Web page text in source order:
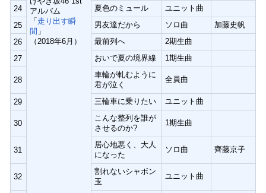
アルバム
「 走り出す瞬
間 」
（2018年6月）
24
夏色のミュール
ユニット曲
25
男友達だから ソロ曲
加藤史帆
26
最前列へ
2期生曲
27
おいで夏の境界線 1期生曲
28
車輪が軋むように
君が泣く
全員曲
29 三輪車に乗りたい ユニット曲
30
こんな整列を誰が
させるのか?
1期生曲
31
居心地悪く、大人
になった
ソロ曲 齊藤京子
32
割れないシャボン
玉
ユニット曲